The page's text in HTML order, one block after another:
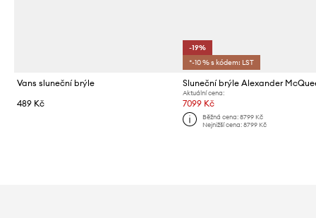
Vans sluneční brýle
489 Kč
-19%
*-10 % s kódem: LST
Sluneční brýle Alexander
Aktuální cena:
7099 Kč
Běžná cena: 8799 Kč
Nejnižší cena: 8799 Kč